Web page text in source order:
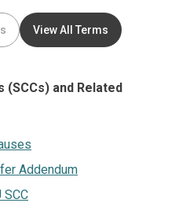
View All Terms
(SCCs) and Related
Addendum